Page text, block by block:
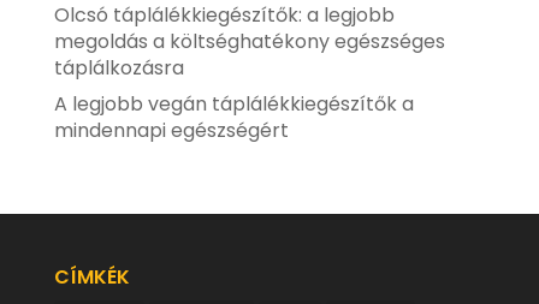
Olcsó táplálékkiegészítők: a legjobb
megoldás a költséghatékony egészséges
táplálkozásra
A legjobb vegán táplálékkiegészítők a
mindennapi egészségért
CÍMKÉK